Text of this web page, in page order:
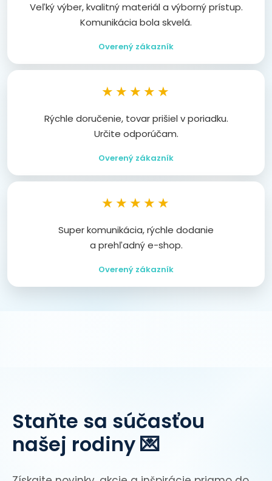
Veľký výber, kvalitný materiál a výborný prístup.
Komunikácia bola skvelá.
Overený zákazník
★★★★★
Rýchle doručenie, tovar prišiel v poriadku.
Určite odporúčam.
Overený zákazník
★★★★★
Super komunikácia, rýchle dodanie
a prehľadný e-shop.
Overený zákazník
Staňte sa súčasťou
našej rodiny 💌